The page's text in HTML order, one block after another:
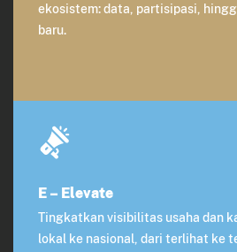
ekosistem: data, partisipasi,
baru.
E – Elevate
Tingkatkan visibilitas usaha dan
lokal ke nasional, dari terlihat ke